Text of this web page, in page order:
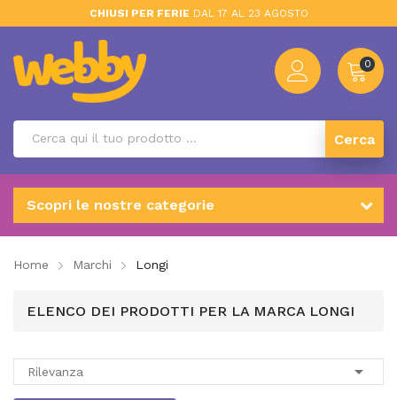
CHIUSI PER FERIE DAL 17 AL 23 AGOSTO
0
Cerca
Scopri le nostre categorie
Home Marchi Longi
ELENCO DEI PRODOTTI PER LA MARCA LONGI
Rilevanza 